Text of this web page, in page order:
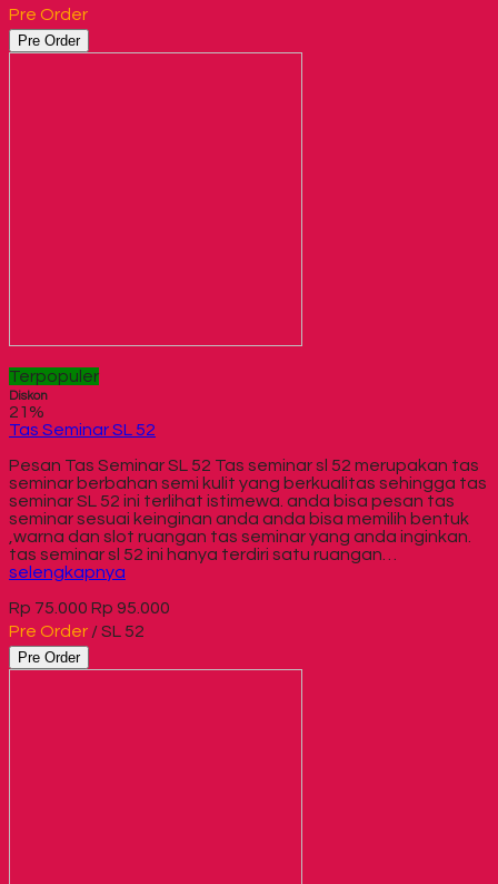
Pre Order
Pre Order
Terpopuler
Diskon
21%
Tas Seminar SL 52
Pesan Tas Seminar SL 52 Tas seminar sl 52 merupakan tas
seminar berbahan semi kulit yang berkualitas sehingga tas
seminar SL 52 ini terlihat istimewa. anda bisa pesan tas
seminar sesuai keinginan anda anda bisa memilih bentuk
,warna dan slot ruangan tas seminar yang anda inginkan.
tas seminar sl 52 ini hanya terdiri satu ruangan…
selengkapnya
Rp 75.000 Rp 95.000
Pre Order / SL 52
Pre Order